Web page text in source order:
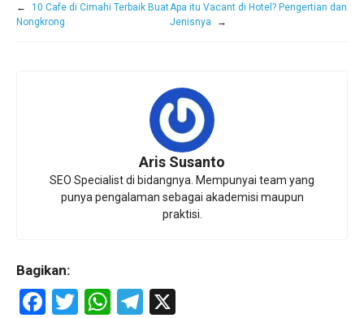
←
10 Cafe di Cimahi Terbaik Buat
Nongkrong
Apa itu Vacant di Hotel? Pengertian dan
Jenisnya
→
Aris Susanto
SEO Specialist di bidangnya. Mempunyai team yang
punya pengalaman sebagai akademisi maupun
praktisi.
Bagikan:
F
T
W T